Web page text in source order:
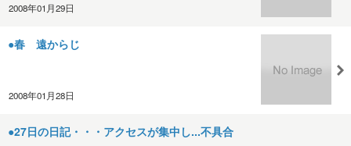
2008年01月29日
●春 遠からじ
2008年01月28日
●27日の日記・・・アクセスが集中し...不具合